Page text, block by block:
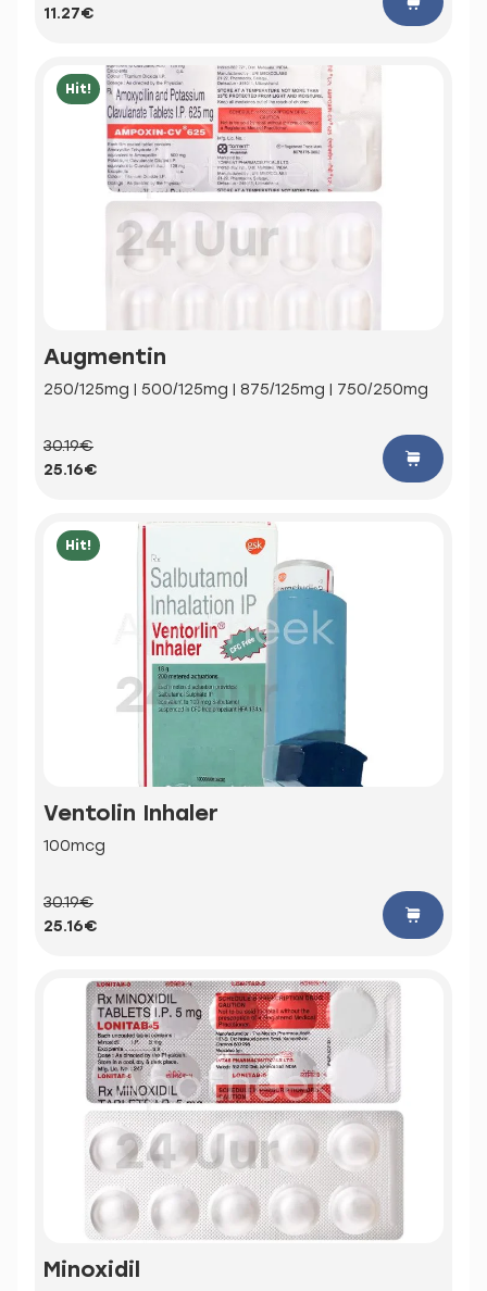
11.27€
Hit!
Augmentin
250/125mg | 500/125mg | 875/125mg | 750/250mg
30.19€
25.16€
Hit!
Ventolin Inhaler
100mcg
30.19€
25.16€
Minoxidil